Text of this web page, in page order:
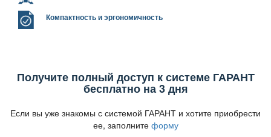
Компактность и эргономичность
Получите полный доступ к системе ГАРАНТ
есплатно на 3 дня
Если вы уже знакомы с системой ГАРАНТ и хотите приобрести
ее, заполните форму